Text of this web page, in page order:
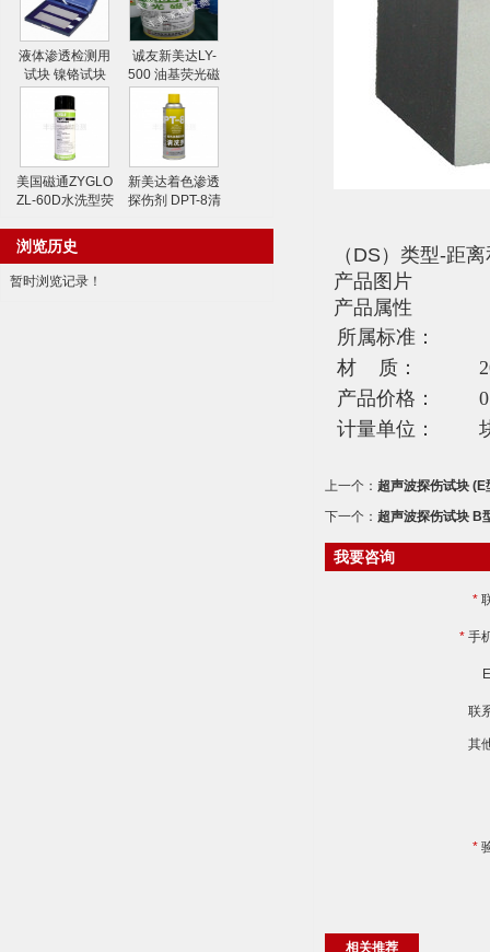
液体渗透检测用
试块 镍铬试块
诚友新美达LY-
500 油基荧光磁
粉
美国磁通ZYGLO
ZL-60D水洗型荧
新美达着色渗透
探伤剂 DPT-8清
浏览历史
暂时浏览记录！
（DS）类型-距
产品图片
产品属性
所属标准：
材
质：
产品价格：
0
计量单位：
上一个： 超声波探伤试块
下一个： 超声波探伤试块 B
我要咨询
*
* 手
联
其
*
相关推荐